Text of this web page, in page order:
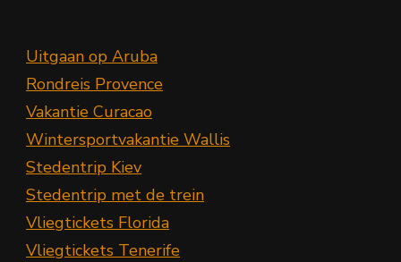
Uitgaan op Aruba
Rondreis Provence
Vakantie Curacao
Wintersportvakantie Wallis
Stedentrip Kiev
Stedentrip met de trein
Vliegtickets Florida
Vliegtickets Tenerife